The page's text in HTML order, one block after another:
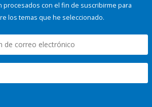
procesados con el fin de suscribirme para
los temas que he seleccionado.